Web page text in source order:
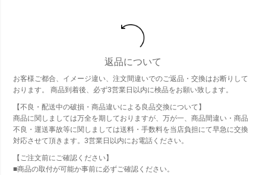
返品について
お客様ご都合、イメージ違い、注文間違いでのご返品・交換はお断りして
おります。 商品到着後、必ず3営業日以内に検品をお願い致します。
【不良・配送中の破損・商品違いによる良品交換について】
商品に関しましては万全を期しておりますが、万が一、商品間違い・商品
不良・運送事故等に関しましては送料・手数料を当店負担にて早急に交換
対応させて頂きます。3営業日以内にお電話ください。
【ご注文前にご確認ください】
■商品の取付が可能か事前に必ずご確認ください。